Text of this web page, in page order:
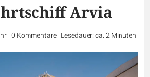
Arvia
|0 Kommentare| Lesedauer: ca. 2 Minuten